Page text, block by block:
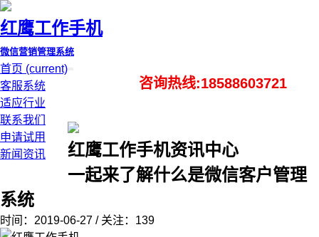
红鹰工作手机
微信营销管理系统
首页 (current)
客服系统
适应行业
联系我们
申请试用
新闻资讯
咨询热线:18588603721
红鹰工作手机资讯中心
一起来了解什么是微信客户管理
系统
时间：2019-06-27 / 关注：139